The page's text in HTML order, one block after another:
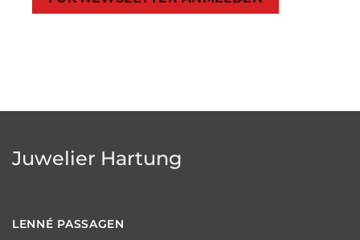
Juwelier Hartung
LENNÉ PASSAGEN